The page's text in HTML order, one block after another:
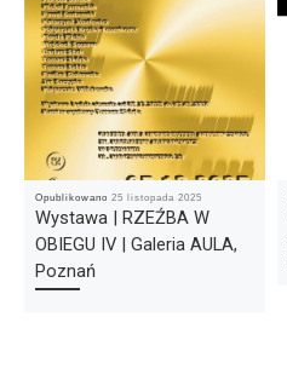
Opublikowano 25 listopada 2025
Wystawa | RZEŹBA W
OBIEGU IV | Galeria AULA,
Poznań